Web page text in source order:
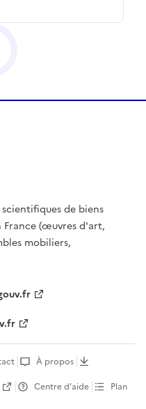
de biens
France (œuvres d'art,
mobiliers,
À propos
Centre d’aide
Plan